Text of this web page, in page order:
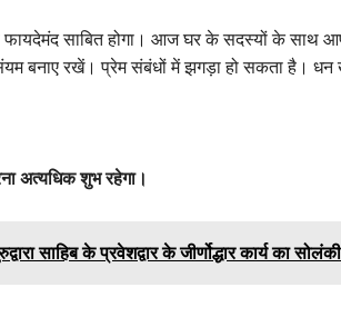
साबित होगा। आज घर के सदस्यों के साथ
बनाए रखें। प्रेम संबंधों में झगड़ा हो सकता है। धन
अत्यधिक शुभ रहेगा।
साहिब के प्रवेशद्वार के जीर्णोद्धार कार्य का